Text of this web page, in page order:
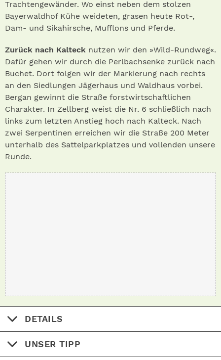
Trachtengewänder. Wo einst neben dem stolzen
Bayerwaldhof Kühe weideten, grasen heute Rot-,
Dam- und Sikahirsche, Mufflons und Pferde.
Zurück nach Kalteck nutzen wir den »Wild-Rundweg«.
Dafür gehen wir durch die Perlbachsenke zurück nach
Buchet. Dort folgen wir der Markierung nach rechts
an den Siedlungen Jägerhaus und Waldhaus vorbei.
Bergan gewinnt die Straße forstwirtschaftlichen
Charakter. In Zellberg weist die Nr. 6 schließlich nach
links zum letzten Anstieg hoch nach Kalteck. Nach
zwei Serpentinen erreichen wir die Straße 200 Meter
unterhalb des Sattelparkplatzes und vollenden unsere
Runde.
DETAILS
UNSER TIPP